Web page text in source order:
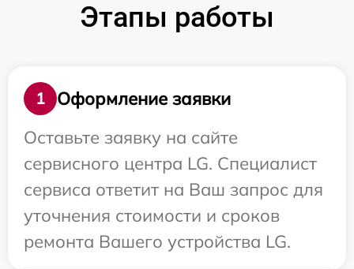
Этапы работы
1
Оформление заявки
Оставьте заявку на сайте
сервисного центра LG. Специалист
сервиса ответит на Ваш запрос для
уточнения стоимости и сроков
ремонта Вашего устройства LG.